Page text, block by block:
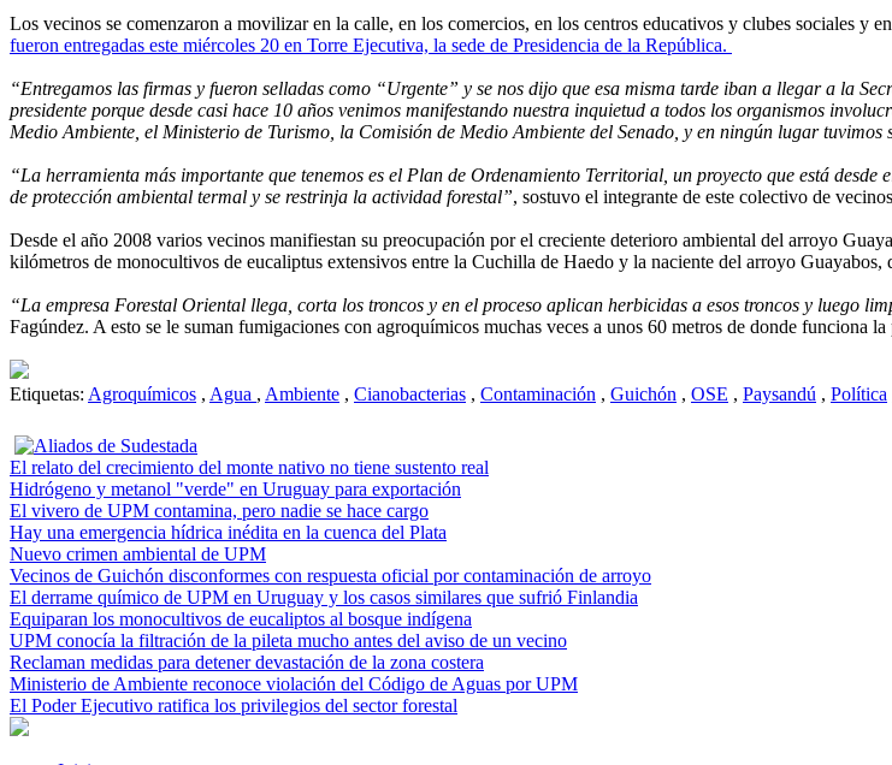
Los vecinos se comenzaron a movilizar en la calle, en los comercios, en los centros educativos y clubes sociales y
fueron entregadas este miércoles 20 en Torre Ejecutiva, la sede de Presidencia de la República.
“Entregamos las firmas y fueron selladas como “Urgente” y se nos dijo que esa misma tarde iban a llegar a la
presidente porque desde casi hace 10 años venimos manifestando nuestra inquietud a todos los organismos
Medio Ambiente, el Ministerio de Turismo, la Comisión de Medio Ambiente del Senado, y en ningún lugar tuvimos
“La herramienta más importante que tenemos es el Plan de Ordenamiento Territorial, un proyecto que está
de protección ambiental termal y se restrinja la actividad forestal”, sostuvo el integrante de este colectivo de
Desde el año 2008 varios vecinos manifiestan su preocupación por el creciente deterioro ambiental del arroyo
kilómetros de monocultivos de eucaliptus extensivos entre la Cuchilla de Haedo y la naciente del arroyo Guayabos,
“La empresa Forestal Oriental llega, corta los troncos y en el proceso aplican herbicidas a esos troncos y luego
Fagúndez. A esto se le suman fumigaciones con agroquímicos muchas veces a unos 60 metros de donde funciona
Etiquetas: Agroquímicos , Agua , Ambiente , Cianobacterias , Contaminación , Guichón , OSE , Paysandú , Política
El relato del crecimiento del monte nativo no tiene sustento real
Hidrógeno y metanol "verde" en Uruguay para exportación
El vivero de UPM contamina, pero nadie se hace cargo
Hay una emergencia hídrica inédita en la cuenca del Plata
Nuevo crimen ambiental de UPM
Vecinos de Guichón disconformes con respuesta oficial por contaminación de arroyo
El derrame químico de UPM en Uruguay y los casos similares que sufrió Finlandia
Equiparan los monocultivos de eucaliptos al bosque indígena
UPM conocía la filtración de la pileta mucho antes del aviso de un vecino
Reclaman medidas para detener devastación de la zona costera
Ministerio de Ambiente reconoce violación del Código de Aguas por UPM
El Poder Ejecutivo ratifica los privilegios del sector forestal